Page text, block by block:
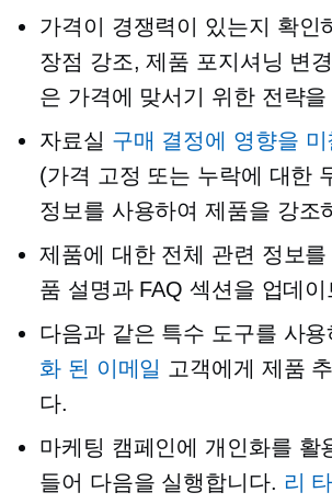
가격이 경쟁력이 있는지 확인
장점 강조, 제품 포지셔닝 변
은 가격에 맞서기 위한 전략
자료실 구매 결정에 영향을
(가격 고정 또는 누락에 대한
정보를 사용하여 제품을 강조
제품에 대한 전체 관련 정보를
품 설명과 FAQ 섹션을 업데이
다음과 같은 특수 도구를 사용
화 된 이메일 고객에게 제품
다.
마케팅 캠페인에 개인화를 활
들어 다음을 실행합니다. 리